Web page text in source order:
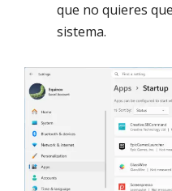
que no quieres
sistema.